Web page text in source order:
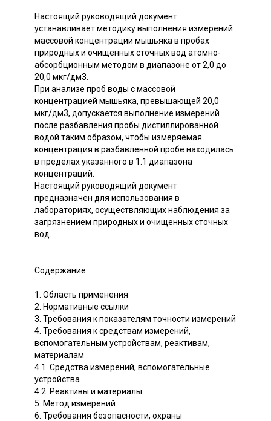
Настоящий руководящий документ
устанавливает методику выполнения измерений
массовой концентрации мышьяка в пробах
природных и очищенных сточных вод атомно-
абсорбционным методом в диапазоне от 2,0 до
20,0 мкг/дм3.
При анализе проб воды с массовой
концентрацией мышьяка, превышающей 20,0
мкг/дм3, допускается выполнение измерений
после разбавления пробы дистиллированной
водой таким образом, чтобы измеряемая
концентрация в разбавленной пробе находилась
в пределах указанного в 1.1 диапазона
концентраций.
Настоящий руководящий документ
предназначен для использования в
лабораториях, осуществляющих наблюдения за
загрязнением природных и очищенных сточных
вод.
Содержание
1. Область применения
2. Нормативные ссылки
3. Требования к показателям точности измерений
4. Требования к средствам измерений,
вспомогательным устройствам, реактивам,
материалам
4.1. Средства измерений, вспомогательные
устройства
4.2. Реактивы и материалы
5. Метод измерений
6. Требования безопасности, охраны